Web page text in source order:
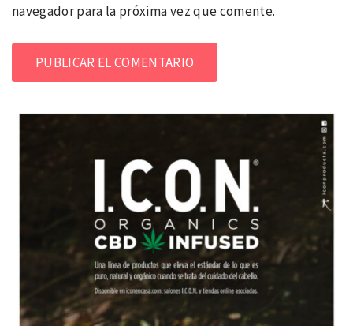
navegador para la próxima vez que comente.